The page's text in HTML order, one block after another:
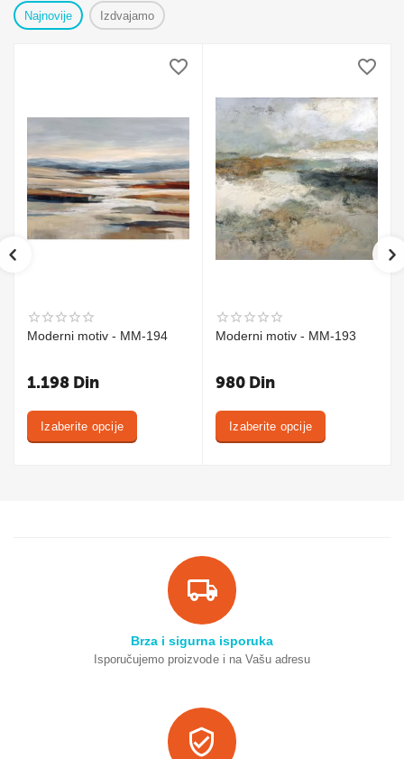
Najnovije Izdvajamo
Moderni motiv - MM-194
1.198 Din
Izaberite opcije
Moderni motiv - MM-193
980 Din
Izaberite opcije
Brza i sigurna isporuka
Isporučujemo proizvode i na Vašu adresu